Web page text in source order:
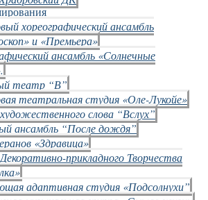
хореографический ансамбль
и «Премьера»
ансамбль «Солнечные
театр “В”
театральная студия «Оле-Лукойе»
слова “Вслух”
ансамбль “После дождя”
«Здравица»
прикладного Творчества
адаптивная студия «Подсолнухи”